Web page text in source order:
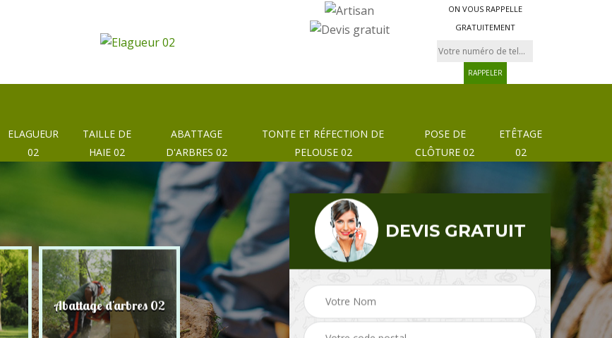
ON VOUS RAPPELLE
GRATUITEMENT
ELAGUEUR
02
TAILLE DE
HAIE 02
ABATTAGE
D'ARBRES 02
TONTE ET RÉFECTION DE
PELOUSE 02
POSE DE
CLÔTURE 02
ETÊTAGE
02
Abattage d'arbres 02 Taille de haie 02 Pose de clôture et Etêtage 02
DEVIS GRATUIT